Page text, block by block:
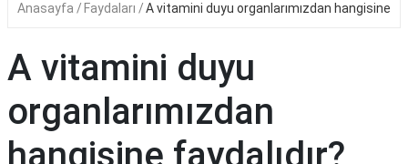
Anasayfa Faydaları A vitamini duyu organlarımızdan hangisine
A vitamini duyu
organlarımızdan
hangisine faydalıdır?